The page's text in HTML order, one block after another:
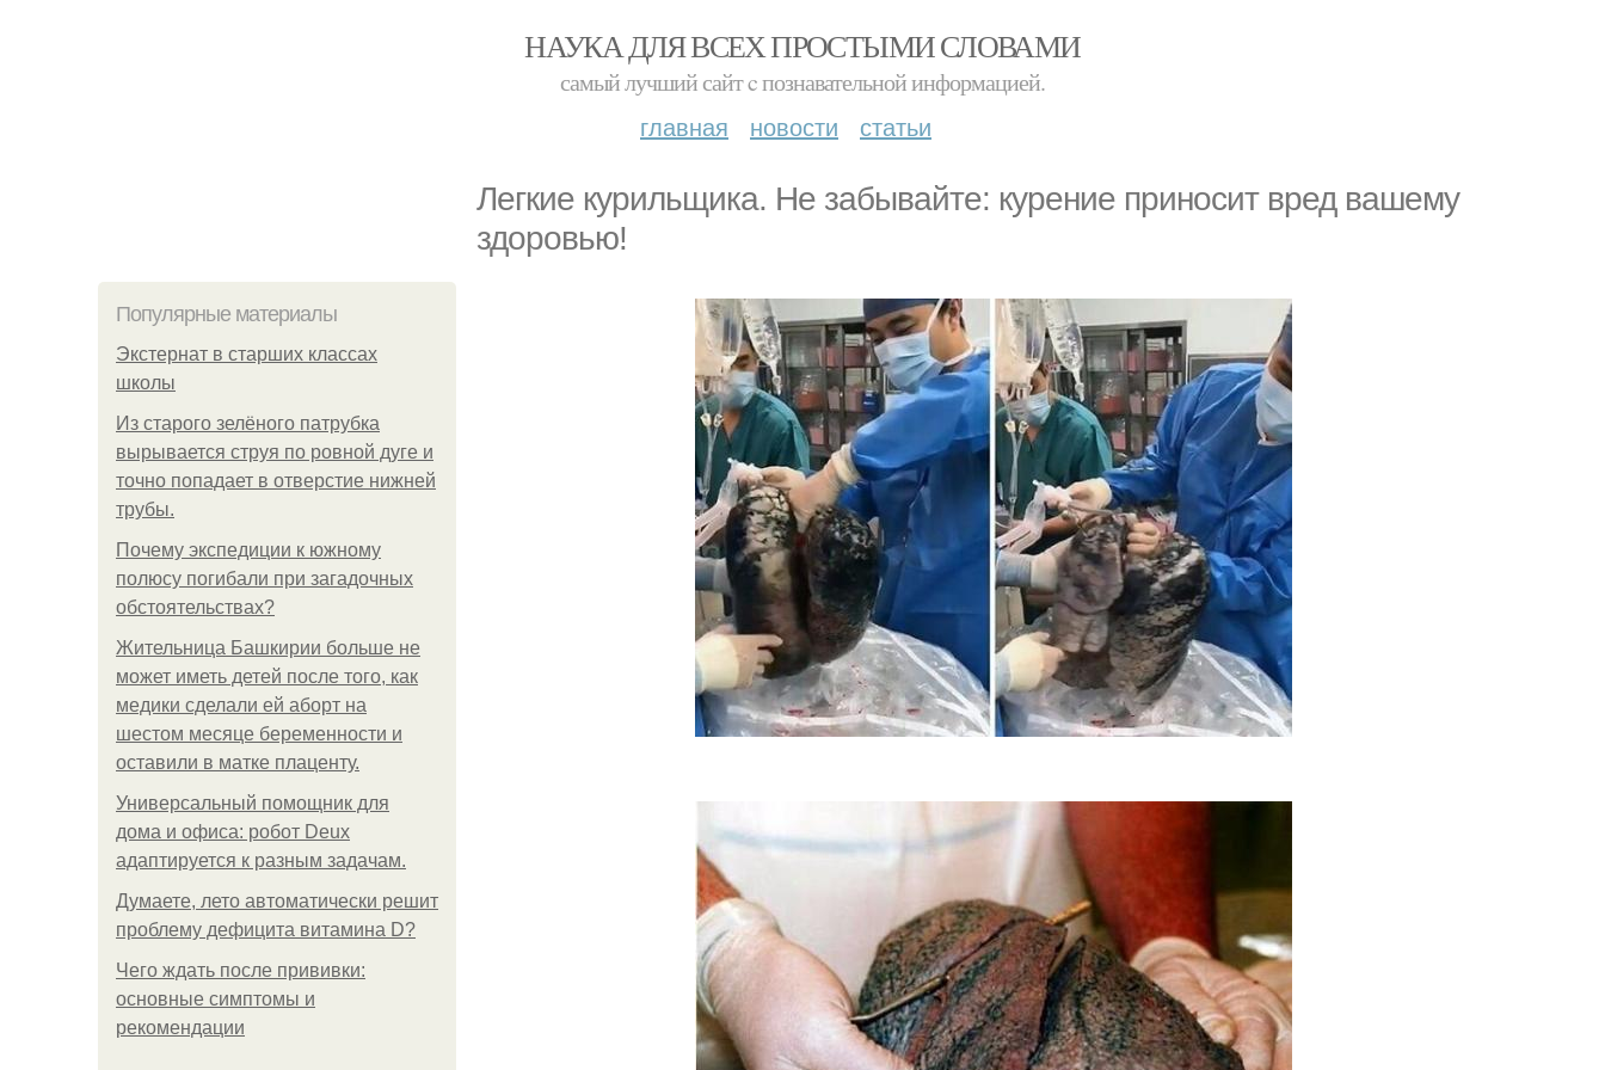
НАУКА ДЛЯ ВСЕХ ПРОСТЫМИ СЛОВАМИ
самый лучший сайт c познавательной информацией.
главная новости статьи
Легкие курильщика. Не забывайте: курение приносит вред вашему
здоровью!
Популярные материалы
Экстернат в старших классах
школы
Из старого зелёного патрубка
вырывается струя по ровной дуге и
точно попадает в отверстие нижней
трубы.
Почему экспедиции к южному
полюсу погибали при загадочных
обстоятельствах?
Жительница Башкирии больше не
может иметь детей после того, как
медики сделали ей аборт на
шестом месяце беременности и
оставили в матке плаценту.
Универсальный помощник для
дома и офиса: робот Deux
адаптируется к разным задачам.
Думаете, лето автоматически решит
проблему дефицита витамина D?
Чего ждать после прививки:
основные симптомы и
рекомендации